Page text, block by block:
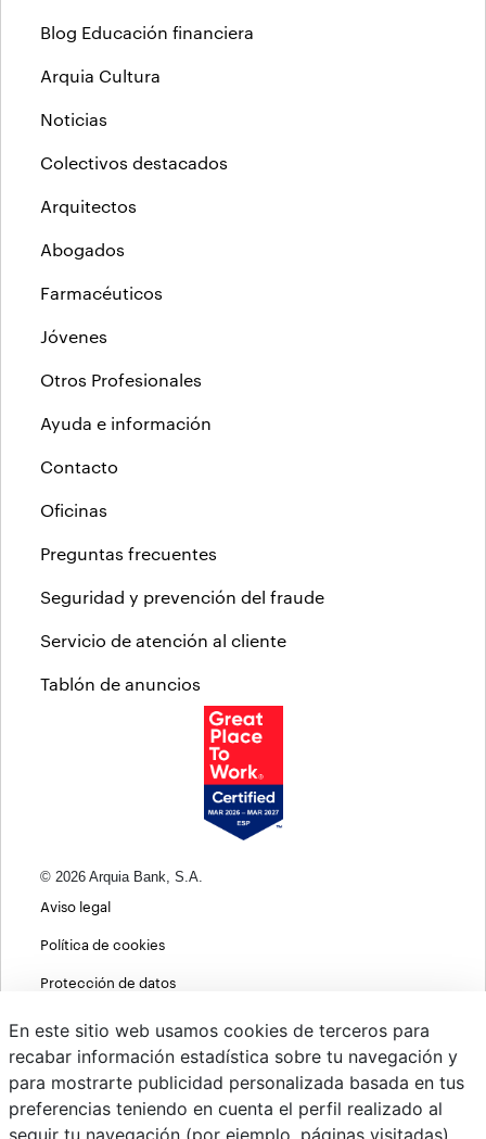
Blog Educación financiera
Arquia Cultura
Noticias
Colectivos destacados
Arquitectos
Abogados
Farmacéuticos
Jóvenes
Otros Profesionales
Ayuda e información
Contacto
Oficinas
Preguntas frecuentes
Seguridad y prevención del fraude
Servicio de atención al cliente
Tablón de anuncios
© 2026 Arquia Bank, S.A.
Aviso legal
Política de cookies
Protección de datos
MIFID
Políticas ASG
PSD2
En este sitio web usamos cookies de terceros para
recabar información estadística sobre tu navegación y
para mostrarte publicidad personalizada basada en tus
preferencias teniendo en cuenta el perfil realizado al
seguir tu navegación (por ejemplo, páginas visitadas).